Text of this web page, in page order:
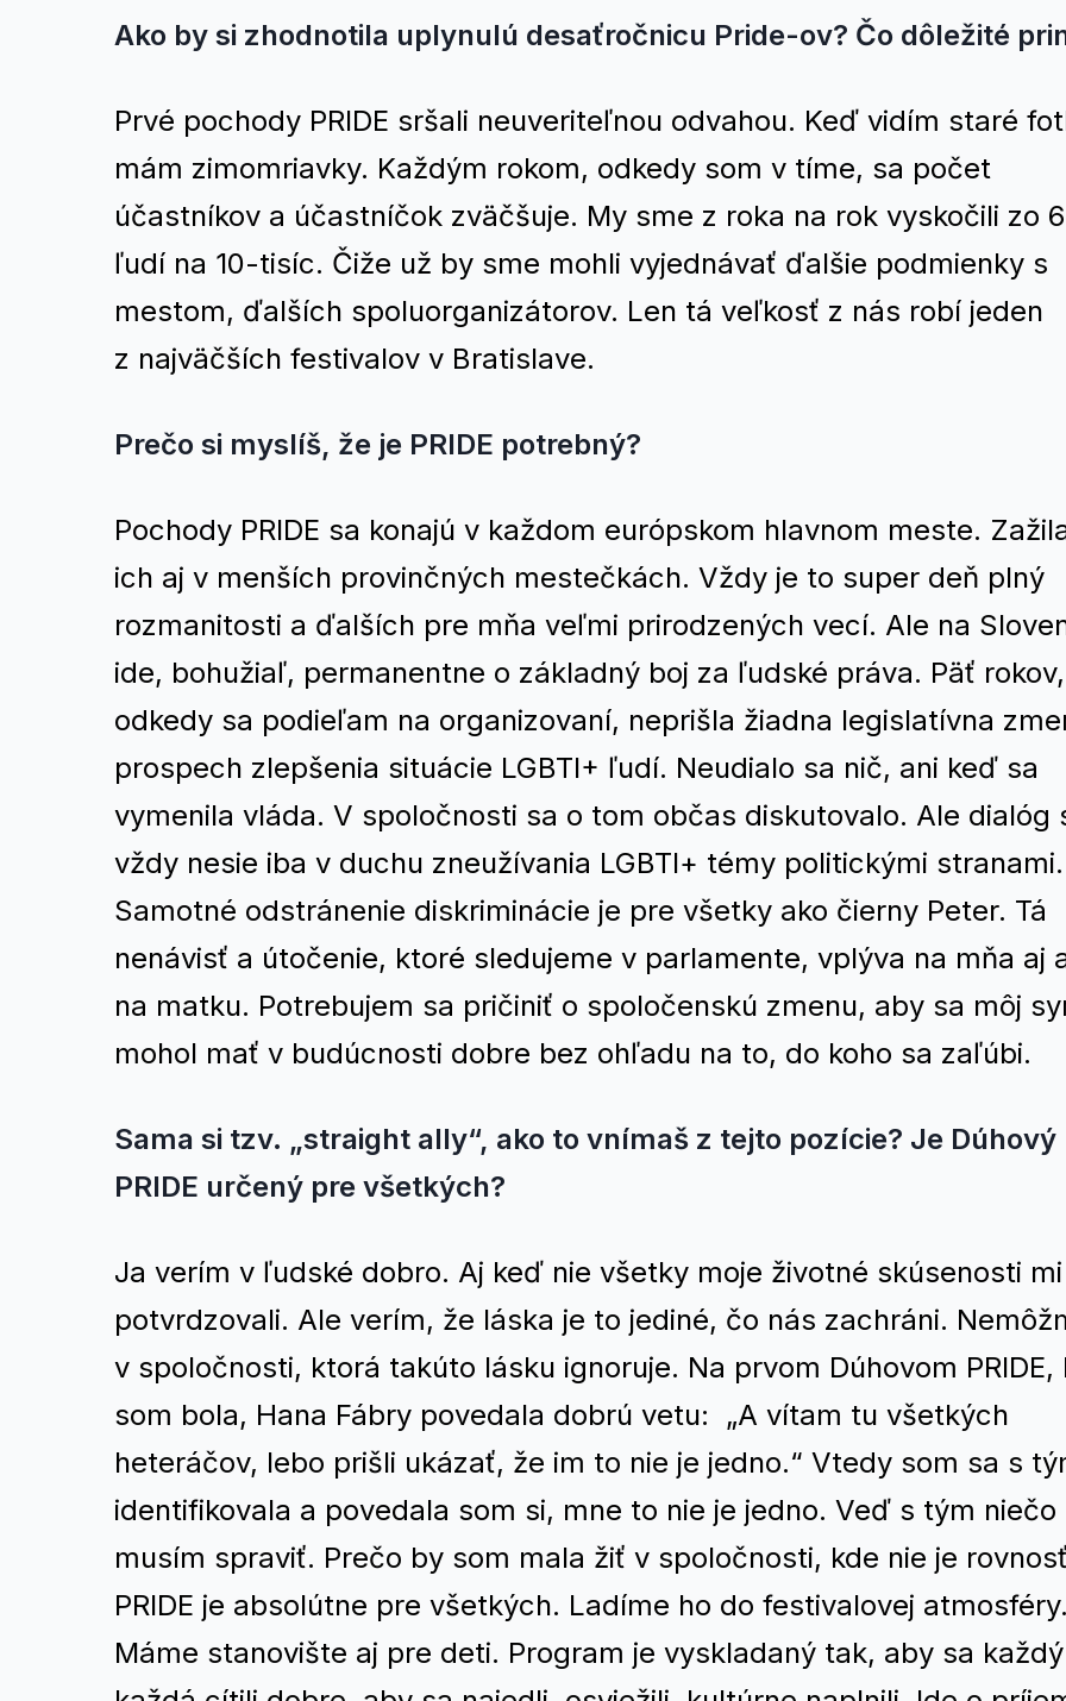
Ako by si zhodnotila uplynulú desaťročnicu Pride-ov? Čo dôležité
Prvé pochody PRIDE sršali neuveriteľnou odvahou. Keď vidím staré
mám zimomriavky. Každým rokom, odkedy som v tíme, sa počet
účastníkov a účastníčok zväčšuje. My sme z roka na rok vyskočili zo
ľudí na 10-tisíc. Čiže už by sme mohli vyjednávať ďalšie podmienky s
mestom, ďalších spoluorganizátorov. Len tá veľkosť z nás robí jeden
z najväčších festivalov v Bratislave.
Prečo si myslíš, že je PRIDE potrebný?
Pochody PRIDE sa konajú v každom európskom hlavnom meste.
ich aj v menších provinčných mestečkách. Vždy je to super deň plný
rozmanitosti a ďalších pre mňa veľmi prirodzených vecí. Ale na
ide, bohužiaľ, permanentne o základný boj za ľudské práva. Päť rokov,
odkedy sa podieľam na organizovaní, neprišla žiadna legislatívna
prospech zlepšenia situácie LGBTI+ ľudí. Neudialo sa nič, ani keď sa
vymenila vláda. V spoločnosti sa o tom občas diskutovalo. Ale dialóg
vždy nesie iba v duchu zneužívania LGBTI+ témy politickými stranami.
Samotné odstránenie diskriminácie je pre všetky ako čierny Peter. Tá
nenávisť a útočenie, ktoré sledujeme v parlamente, vplýva na mňa aj
na matku. Potrebujem sa pričiniť o spoločenskú zmenu, aby sa môj
mohol mať v budúcnosti dobre bez ohľadu na to, do koho sa zaľúbi.
Sama si tzv. „straight ally“, ako to vnímaš z tejto pozície? Je Dúhový
PRIDE určený pre všetkých?
Ja verím v ľudské dobro. Aj keď nie všetky moje životné skúsenosti
potvrdzovali. Ale verím, že láska je to jediné, čo nás zachráni.
v spoločnosti, ktorá takúto lásku ignoruje. Na prvom Dúhovom PRIDE,
som bola, Hana Fábry povedala dobrú vetu: „A vítam tu všetkých
heteráčov, lebo prišli ukázať, že im to nie je jedno.“ Vtedy som sa s
identifikovala a povedala som si, mne to nie je jedno. Veď s tým niečo
musím spraviť. Prečo by som mala žiť v spoločnosti, kde nie je
PRIDE je absolútne pre všetkých. Ladíme ho do festivalovej atmosféry.
Máme stanovište aj pre deti. Program je vyskladaný tak, aby sa